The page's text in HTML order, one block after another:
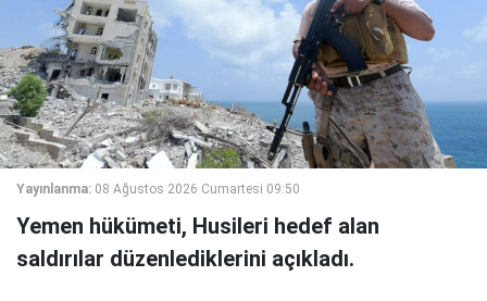
Yayınlanma: 08 Ağustos 2026 Cumartesi 09:50
Yemen hükümeti, Husileri hedef alan
saldırılar düzenlediklerini açıkladı.